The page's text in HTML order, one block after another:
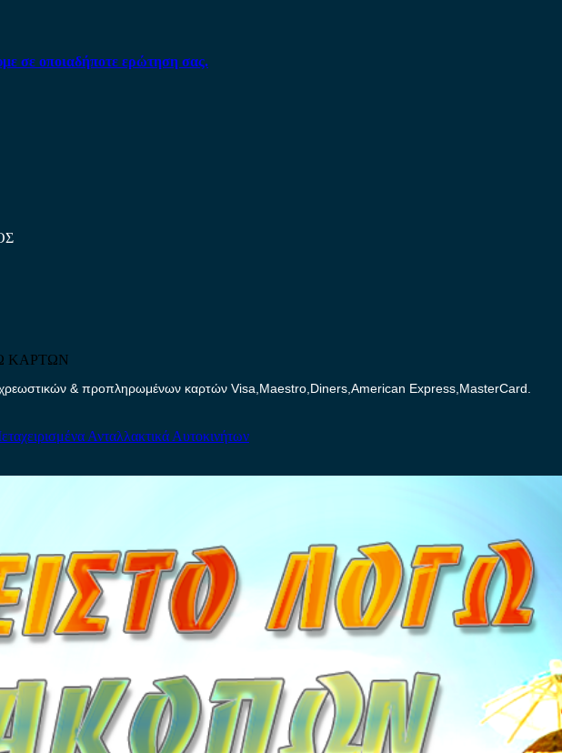
σε οποιαδήποτε ερώτηση σας.
ΚΑΡΤΩΝ
& προπληρωμένων καρτών Visa,Maestro,Diners,American Express,MasterCard.
Ανταλλακτικά Αυτοκινήτων